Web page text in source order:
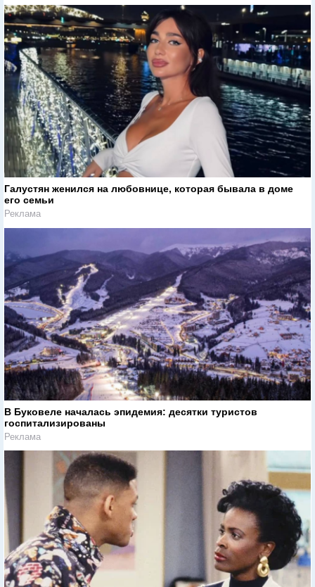
Галустян женился на любовнице, которая бывала в доме
его семьи
Реклама
В Буковеле началась эпидемия: десятки туристов
госпитализированы
Реклама